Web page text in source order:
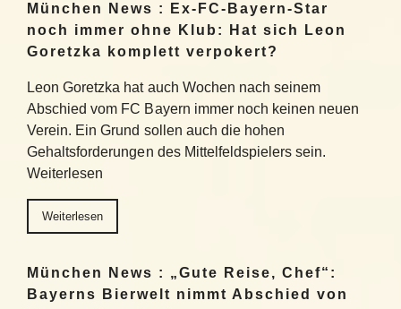
München News : Ex-FC-Bayern-Star
noch immer ohne Klub: Hat sich Leon
Goretzka komplett verpokert?
Leon Goretzka hat auch Wochen nach seinem
Abschied vom FC Bayern immer noch keinen neuen
Verein. Ein Grund sollen auch die hohen
Gehaltsforderungen des Mittelfeldspielers sein.
Weiterlesen
Weiterlesen
München News : „Gute Reise, Chef“:
Bayerns Bierwelt nimmt Abschied von